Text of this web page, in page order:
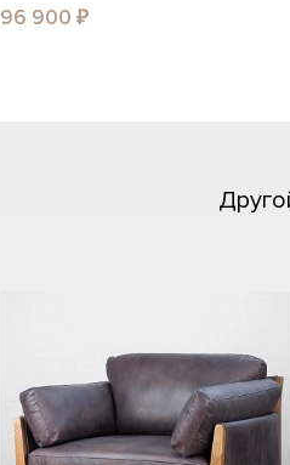
96 900 ₽